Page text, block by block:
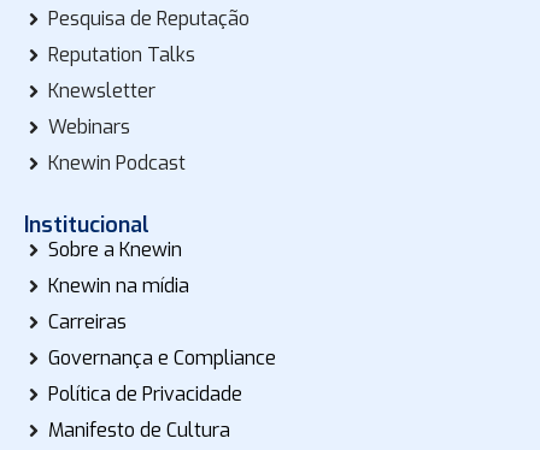
Pesquisa de Reputação
Reputation Talks
Knewsletter
Webinars
Knewin Podcast
Institucional
Sobre a Knewin
Knewin na mídia
Carreiras
Governança e Compliance
Política de Privacidade
Manifesto de Cultura